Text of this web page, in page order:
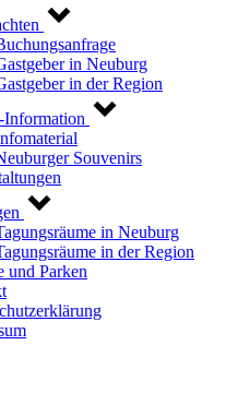
in Neuburg
in der Region
Information
Souvenirs
in Neuburg
in der Region
und Parken